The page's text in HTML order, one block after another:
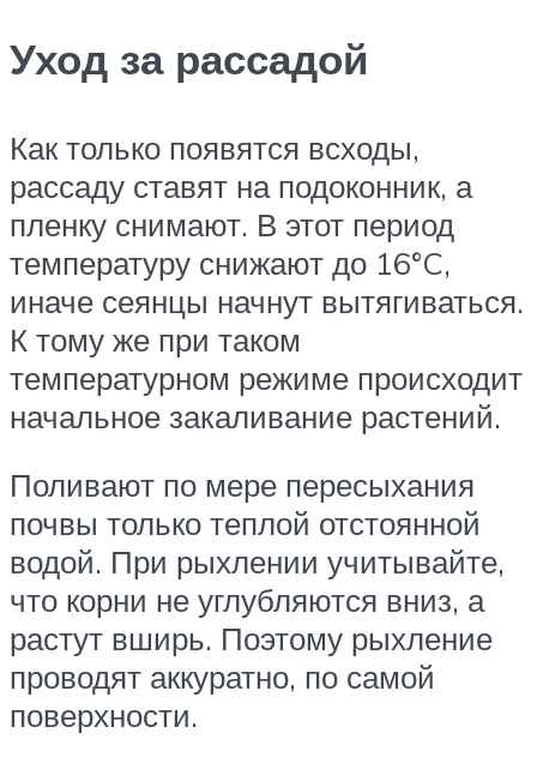
Уход за рассадой
Как только появятся всходы,
рассаду ставят на подоконник, а
пленку снимают. В этот период
температуру снижают до 16°C,
иначе сеянцы начнут вытягиваться.
К тому же при таком
температурном режиме происходит
начальное закаливание растений.
Поливают по мере пересыхания
почвы только теплой отстоянной
водой. При рыхлении учитывайте,
что корни не углубляются вниз, а
растут вширь. Поэтому рыхление
проводят аккуратно, по самой
поверхности.